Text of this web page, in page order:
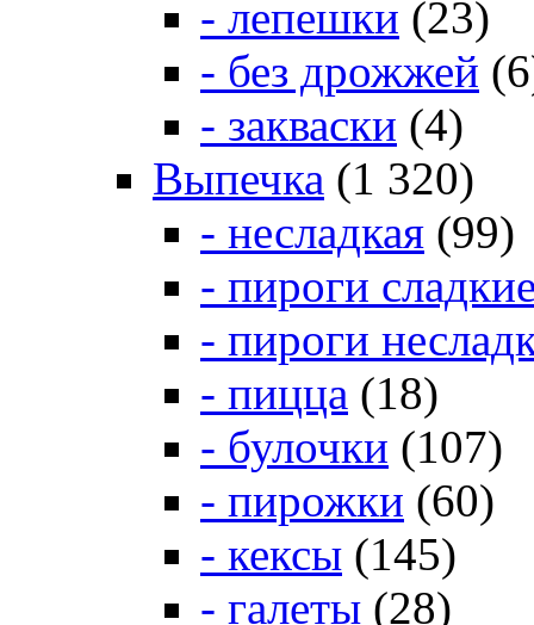
- лепешки (23)
- без дрожжей
- закваски (4)
Выпечка (1 320)
- несладкая (99)
- пироги
- пироги
- пицца (18)
- булочки (107)
- пирожки (60)
- кексы (145)
- галеты (28)